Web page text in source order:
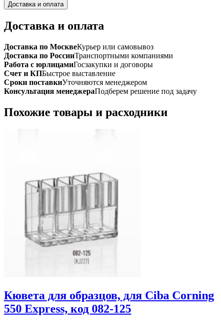
Доставка и оплата
Доставка и оплата
Доставка по МосквеКурьер или самовывоз
Доставка по РоссииТранспортными компаниями
Работа с юрлицамиГосзакупки и договоры
Счет и КПБыстрое выставление
Сроки поставкиУточняются менеджером
Консультация менеджераПодберем решение под задачу
Похожие товары и расходники
Кювета для образцов, для Ciba Corning
550 Express, код 082-125